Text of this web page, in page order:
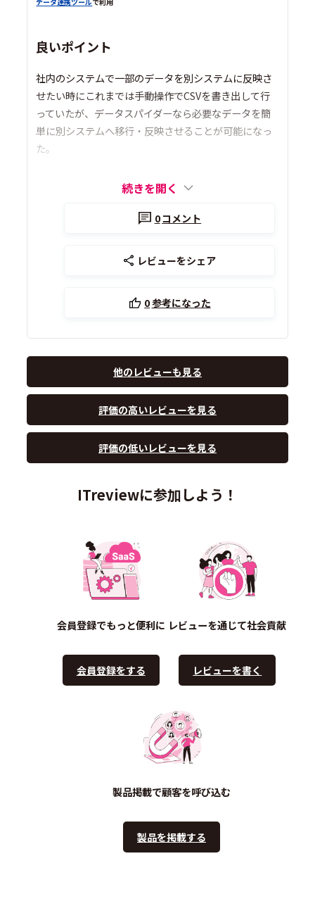
良いポイント
社内のシステムで一部のデータを別システムに反映さ
せたい時にこれまでは手動操作でCSVを書き出して行
っていたが、データスパイダーなら必要なデータを簡
単に別システムへ移行・反映させることが可能になっ
た。
続きを開く
0コメント
レビューをシェア
0参考になった
他のレビューも見る
評価の高いレビューを見る
評価の低いレビューを見る
ITreviewに参加しよう！
会員登録でもっと便利に
会員登録をする
レビューを通じて社会貢献
レビューを書く
製品掲載で顧客を呼び込む
製品を掲載する